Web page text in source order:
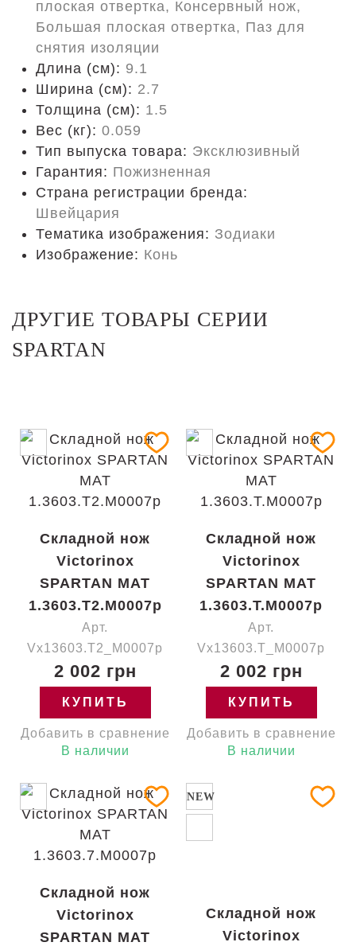
плоская отвертка, Консервный нож,
Большая плоская отвертка, Паз для
снятия изоляции
Длина (cм): 9.1
Ширина (см): 2.7
Толщина (см): 1.5
Вес (кг): 0.059
Тип выпуска товара: Эксклюзивный
Гарантия: Пожизненная
Страна регистрации бренда:
Швейцария
Тематика изображения: Зодиаки
Изображение: Конь
ДРУГИЕ ТОВАРЫ СЕРИИ
SPARTAN
Складной нож
Victorinox
SPARTAN MAT
1.3603.T2.M0007p
Арт.
Vx13603.T2_M0007p
2 002 грн
КУПИТЬ
Добавить в сравнение
В наличии
Складной нож
Victorinox
SPARTAN MAT
1.3603.T.M0007p
Арт.
Vx13603.T_M0007p
2 002 грн
КУПИТЬ
Добавить в сравнение
В наличии
Складной нож
Victorinox
SPARTAN MAT
NEW
Складной нож
Victorinox